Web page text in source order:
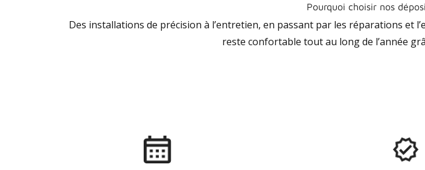
Pourquoi choisir nos
Des installations de précision à l’entretien, en passant par les réparations et
reste confortable tout au long de l’année